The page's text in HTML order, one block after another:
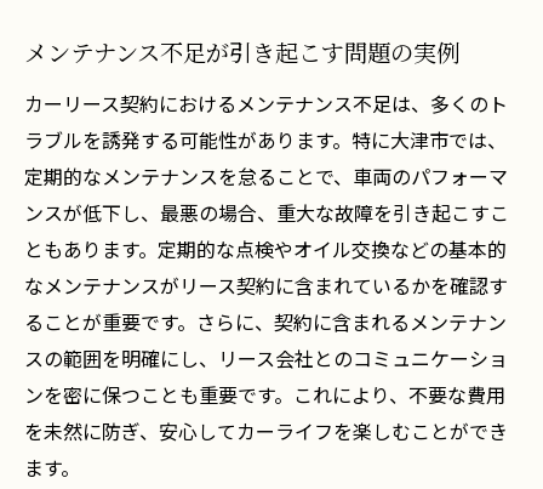
地元のリース業者の選び方
専門家による契約内容の再確認方法
トラブル事例から学ぶ予防策
地域密着型サービスの活用法
有限会社湖西自動車による滋賀県大津市でのカ
ーリースサポート体制
24時間対応のサポート体制の紹介
地元密着型のサービスのメリット
緊急時に頼れる地域ネットワーク
定期メンテナンスの重要性とその実施方法
メンテナンス不足が引き起こす問題の実例
カーリース契約におけるメンテナンス不足は、多くのト
ラブルを誘発する可能性があります。特に大津市では、
定期的なメンテナンスを怠ることで、車両のパフォーマ
ンスが低下し、最悪の場合、重大な故障を引き起こすこ
ともあります。定期的な点検やオイル交換などの基本的
なメンテナンスがリース契約に含まれているかを確認す
ることが重要です。さらに、契約に含まれるメンテナン
スの範囲を明確にし、リース会社とのコミュニケーショ
ンを密に保つことも重要です。これにより、不要な費用
を未然に防ぎ、安心してカーライフを楽しむことができ
ます。